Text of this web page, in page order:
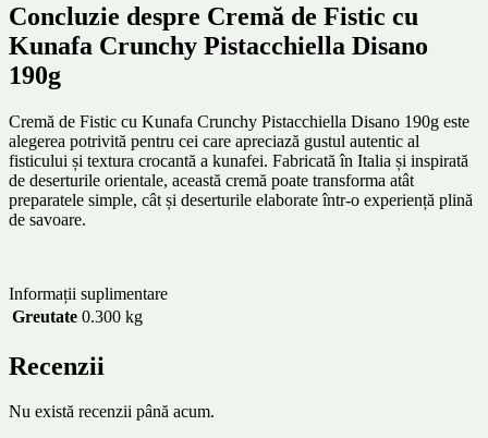
Concluzie despre Cremă de Fistic cu
Kunafa Crunchy Pistacchiella Disano
190g
Cremă de Fistic cu Kunafa Crunchy Pistacchiella Disano 190g este
alegerea potrivită pentru cei care apreciază gustul autentic al
fisticului și textura crocantă a kunafei. Fabricată în Italia și inspirată
de deserturile orientale, această cremă poate transforma atât
preparatele simple, cât și deserturile elaborate într-o experiență plină
de savoare.
Informații suplimentare
Greutate 0.300 kg
Recenzii
Nu există recenzii până acum.